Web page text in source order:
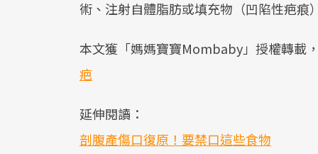
術、注射自體脂肪或填充物（凹陷性疤痕
本文獲「媽媽寶寶Mombaby」授權轉載
疤
延伸閱讀：
剖腹產傷口復原！要禁口這些食物